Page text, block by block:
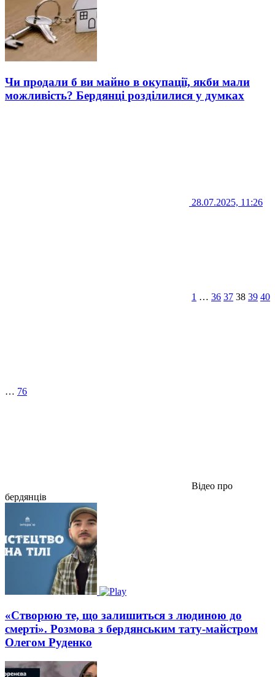
Чи продали б ви майно в окупації, якби мали
можливість? Бердянці розділилися у думках
28.07.2025, 11:26
1 … 36 37 38 39 40
… 76
Відео про
бердянців
«Створюю те, що залишиться з людиною до
смерті». Розмова з бердянським тату-майстром
Олегом Руденко